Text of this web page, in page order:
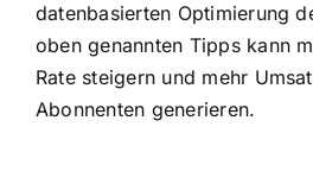
datenbasierten Optimierung
oben genannten Tipps kann
Rate steigern und mehr
Abonnenten generieren.